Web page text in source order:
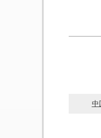
中